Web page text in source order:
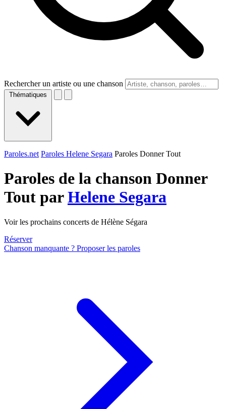
Rechercher un artiste ou une chanson
Thématiques
Paroles.net Paroles Helene Segara Paroles Donner Tout
Paroles de la chanson Donner
Tout parHelene Segara
Voir les prochains concerts de Hélène Ségara
Réserver
Chanson manquante ? Proposer les paroles